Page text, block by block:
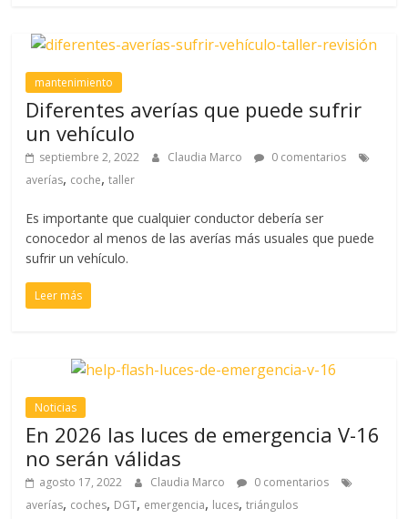
mantenimiento
Diferentes averías que puede sufrir
un vehículo
septiembre 2, 2022 Claudia Marco
0 comentarios
averías, coche,taller
Es importante que cualquier conductor debería ser
conocedor al menos de las averías más usuales que puede
sufrir un vehículo.
Leer más
Noticias
En 2026 las luces de emergencia V-16
no serán válidas
agosto 17, 2022 Claudia Marco
0 comentarios
averías, coches, DGT, emergencia, luces,triángulos